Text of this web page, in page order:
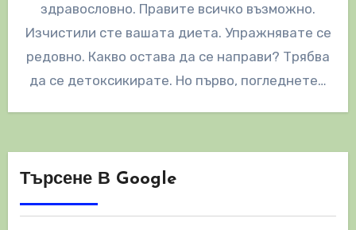
здравословно. Правите всичко възможно.
Изчистили сте вашата диета. Упражнявате се
редовно. Какво остава да се направи? Трябва
да се детоксикирате. Но първо, погледнете…
Търсене В Google